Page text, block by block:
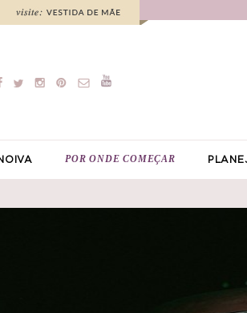
POR ONDE COMEÇAR